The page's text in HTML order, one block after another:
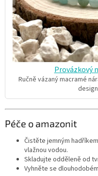
Provázkový
Ručně vázaný macramé
Péče o amazonit
Čistěte jemným
vlažnou vodou.
Skladujte odděleně od
Vyhněte se